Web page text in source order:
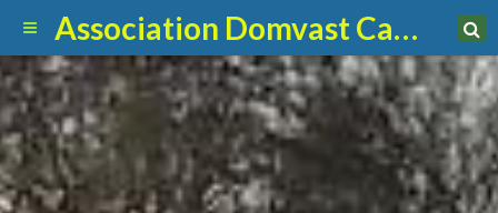
Association Domvast Canin Club